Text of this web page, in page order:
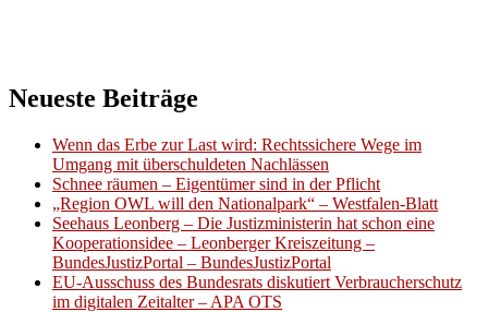
Neueste Beiträge
Wenn das Erbe zur Last wird: Rechtssichere Wege im
Umgang mit überschuldeten Nachlässen
Schnee räumen – Eigentümer sind in der Pflicht
„Region OWL will den Nationalpark“ – Westfalen-Blatt
Seehaus Leonberg – Die Justizministerin hat schon eine
Kooperationsidee – Leonberger Kreiszeitung –
BundesJustizPortal – BundesJustizPortal
EU-Ausschuss des Bundesrats diskutiert Verbraucherschutz
im digitalen Zeitalter – APA OTS